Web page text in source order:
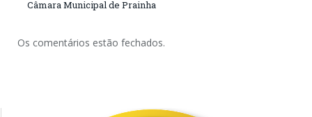
Câmara Municipal de Prainha
Os comentários estão fechados.